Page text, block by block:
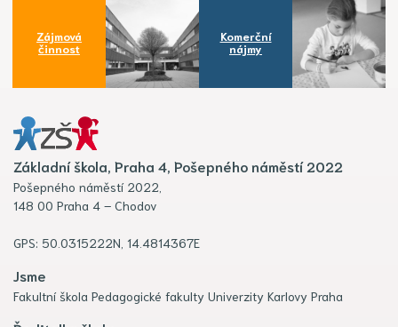
Zájmová
činnost
Komerční
nájmy
Základní škola, Praha 4, Pošepného náměstí 2022
Pošepného náměstí 2022,
148 00 Praha 4 – Chodov
GPS: 50.0315222N, 14.4814367E
Jsme
Fakultní škola Pedagogické fakulty Univerzity Karlovy Praha